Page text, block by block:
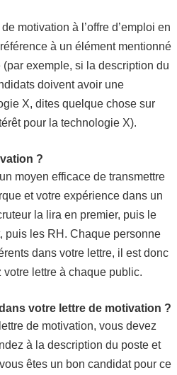
motivation à l’offre d’emploi en
à un élément mentionné
exemple, si la description du
doivent avoir une
X, dites quelque chose sur
pour la technologie X).
?
moyen efficace de transmettre
et votre expérience dans un
la lira en premier, puis le
puis les RH. Chaque personne
dans votre lettre, il est donc
lettre à chaque public.
votre lettre de motivation ?
de motivation, vous devez
à la description du poste et
êtes un bon candidat pour ce